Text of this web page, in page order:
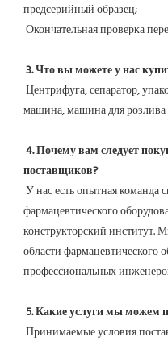
предсерийный образец;
Окончательная проверка
3. Что вы можете у нас
машина, машина для розлива
4. Почему вам следует
поставщиков?
фармацевтического
конструкторский институт.
области фармацевтического
профессиональных
5. Какие услуги мы можем